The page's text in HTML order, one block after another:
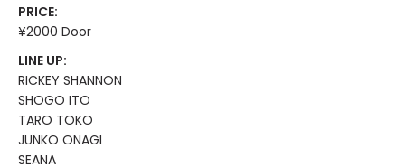
PRICE:
¥2000 Door
LINE UP:
RICKEY SHANNON
SHOGO ITO
TARO TOKO
JUNKO ONAGI
SEANA